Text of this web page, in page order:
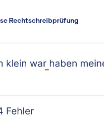
Rechtschreibprüfung